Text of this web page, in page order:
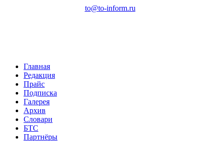
to​@​to-inform.ru
Главная
Редакция
Прайс
Подписка
Галерея
Архив
Словари
БТС
Партнёры